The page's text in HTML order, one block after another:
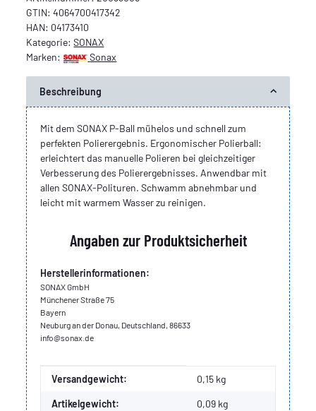
GTIN: 4064700417342
HAN: 04173410
Kategorie:SONAX
Marken:
Sonax
Beschreibung
Mit dem SONAX P-Ball mühelos und schnell zum
perfekten Polierergebnis. Ergonomischer Polierball:
erleichtert das manuelle Polieren bei gleichzeitiger
Verbesserung des Polierergebnisses. Anwendbar mit
allen SONAX-Polituren. Schwamm abnehmbar und
leicht mit warmem Wasser zu reinigen.
Angaben zur Produktsicherheit
Herstellerinformationen:
SONAX GmbH
Münchener Straße 75
Bayern
Neuburg an der Donau, Deutschland, 86633
info@sonax.de
Produkteigenschaft
Wert
Versandgewicht: 0,15 kg
Artikelgewicht: 0,09 kg